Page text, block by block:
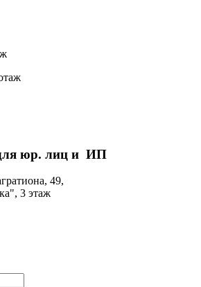
юр. лиц и ИП
49,
3 этаж